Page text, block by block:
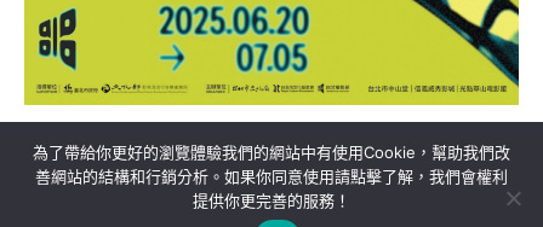
關於我們 隱私權政策 聯絡我們
為了帶給你更好的瀏覽體驗我們的網站中有使用Cookie，幫助我們改
善網站的結構和行銷分析。如果你同意使用請點擊了解，我們會權利
提供你更完善的服務！